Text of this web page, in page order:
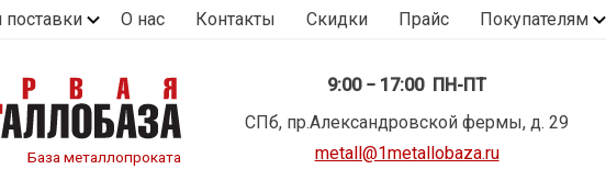
поставки О нас Контакты Скидки Прайс Покупателям
База металлопроката
9:00 − 17:00 ПН-ПТ
СПб, пр.Александровской фермы, д. 29
metall@1metallobaza.ru